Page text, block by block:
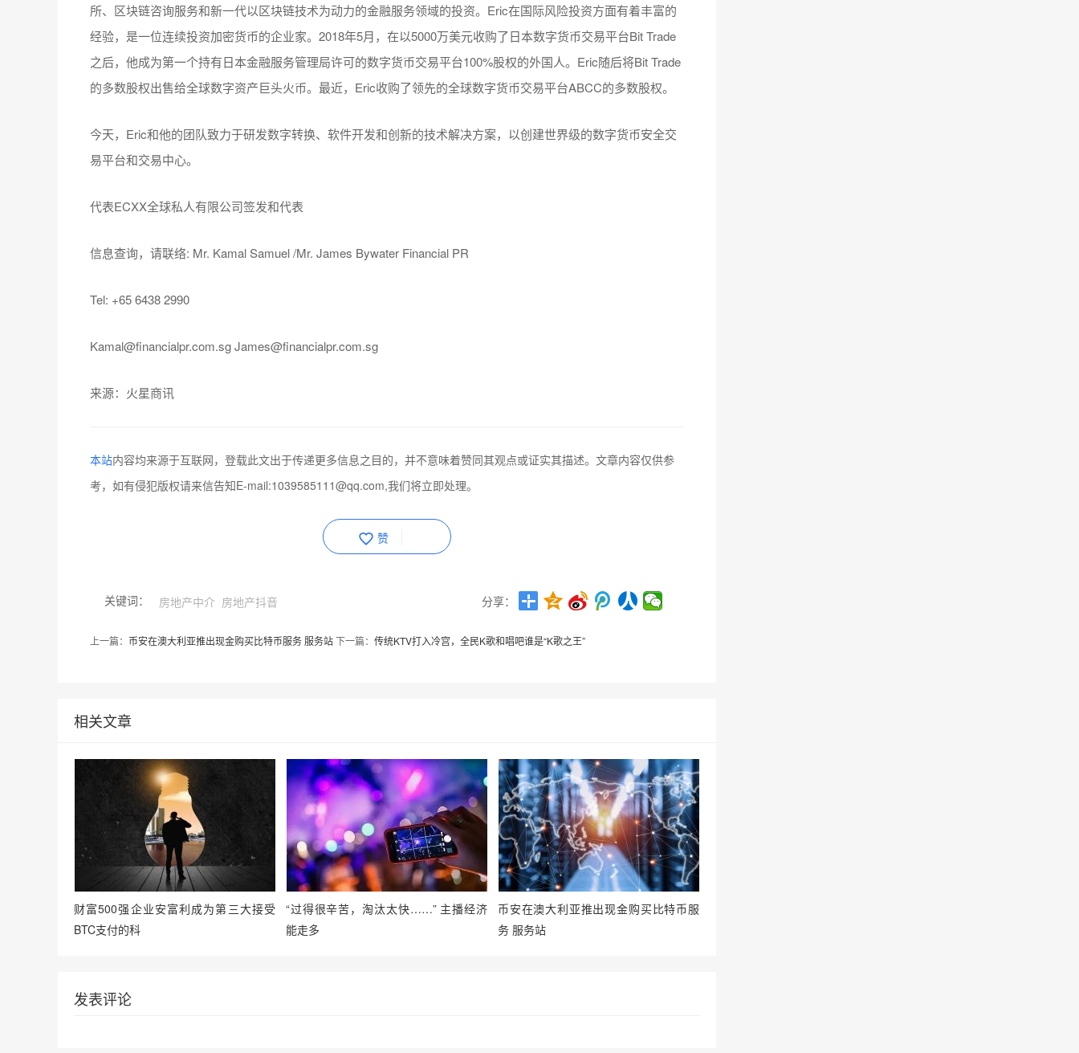
所、区块链咨询服务和新一代以区块链技术为动力的金融服务领域的投资。Eric在国际风险投资方面有着丰富的
经验，是一位连续投资加密货币的企业家。2018年5月，在以5000万美元收购了日本数字货币交易平台Bit Trade
之后，他成为第一个持有日本金融服务管理局许可的数字货币交易平台100%股权的外国人。Eric随后将Bit Trade
的多数股权出售给全球数字资产巨头火币。最近，Eric收购了领先的全球数字货币交易平台ABCC的多数股权。
今天，Eric和他的团队致力于研发数字转换、软件开发和创新的技术解决方案，以创建世界级的数字货币安全交
易平台和交易中心。
代表ECXX全球私人有限公司签发和代表
信息查询，请联络: Mr. Kamal Samuel /Mr. James Bywater Financial PR
Tel: +65 6438 2990
Kamal@financialpr.com.sg James@financialpr.com.sg
来源： 火星商讯
本站内容均来源于互联网，登载此文出于传递更多信息之目的，并不意味着赞同其观点或证实其描述。文章内容仅供参
考，如有侵犯版权请来信告知E-mail:1039585111@qq.com,我们将立即处理。
赞
关键词： 房地产中介 房地产抖音 分享：
上一篇： 币安在澳大利亚推出现金购买比特币服务 服务站下一篇： 传统KTV打入冷宫，全民K歌和唱吧谁是“K歌之王”
相关文章
财富500强企业安富利成为第三大接受
BTC支付的科
“过得很辛苦，淘汰太快……” 主播经济
能走多
币安在澳大利亚推出现金购买比特币服
务 服务站
发表评论